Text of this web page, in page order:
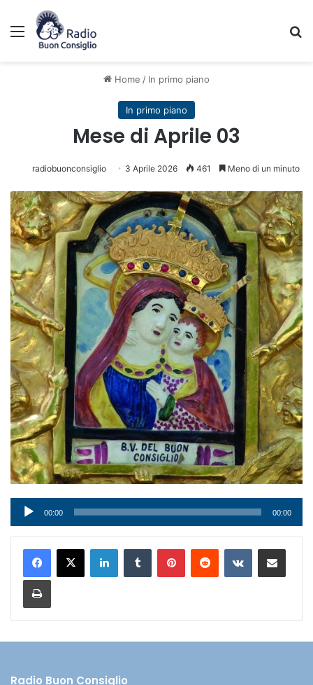
Menu
Home / In primo piano
In primo piano
Mese di Aprile 03
radiobuonconsiglio 3 Aprile 2026 461 Meno di un minuto
Audio
Player
00:00 00:00
Radio Buon Consiglio